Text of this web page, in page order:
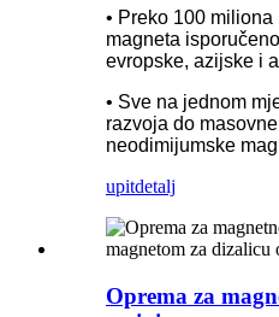
• Preko 100
magneta
evropske, azijske i
• Sve na jednom
razvoja do
neodimijumske
upitdetalj
Oprema za